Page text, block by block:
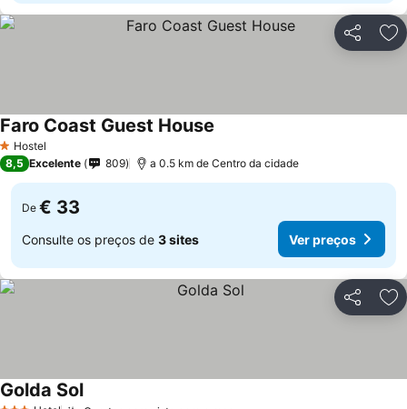
Partilhar
1 Estrelas
Hostel
Faro Coast Guest House
8,5 Excelente 809 a 0.5 km de Centro da cidade
De € 33
Consulte os preços de 3 sites Ver preços
Partilhar
Golda Sol